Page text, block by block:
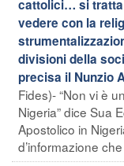
cattolici… si tratta
vedere con la
divisioni della
precisa il Nunzio
Fides)- “Non vi è
Nigeria” dice Sua
Apostolico in
d’informazione